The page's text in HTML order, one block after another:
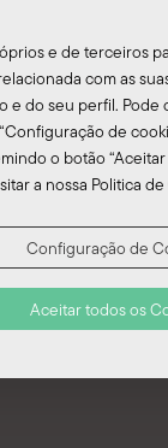
e de terceiros
com as
e do seu perfil.
de
o botão “Aceitar
a nossa Politica
Configuração de
Aceitar todos os